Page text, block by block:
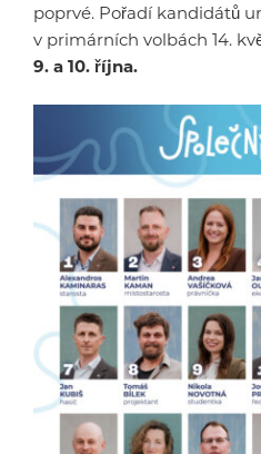
poprvé. Pořadí kandidátů
v primárních volbách 14.
9. a 10. října.